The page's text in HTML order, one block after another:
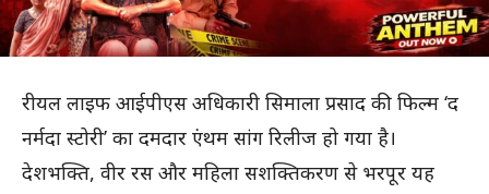
रीयल लाइफ आईपीएस अधिकारी सिमाला प्रसाद की फिल्म ‘द
नर्मदा स्टोरी’ का दमदार एंथम सांग रिलीज हो गया है।
देशभक्ति, वीर रस और महिला सशक्तिकरण से भरपूर यह